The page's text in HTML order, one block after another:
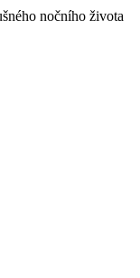
nočního života